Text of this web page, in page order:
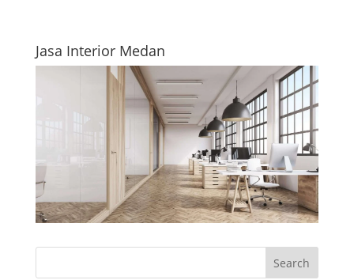
Jasa Interior Medan
Search